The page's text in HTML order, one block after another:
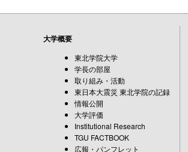
大学概要
東北学院大学
学長の部屋
取り組み・活動
東日本大震災 東北学院の記録
情報公開
大学評価
Institutional Research
TGU FACTBOOK
広報・パンフレット